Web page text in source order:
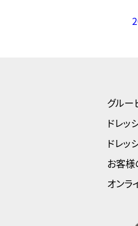
グルー
ドレッ
ドレッ
お客様
オンラ